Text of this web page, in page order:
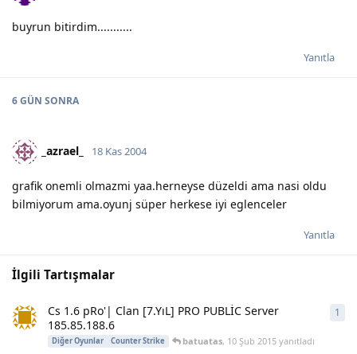
buyrun bitirdim...........
Yanıtla
6 GÜN SONRA
_azrael_ 18 Kas 2004
grafik onemli olmazmi yaa.herneyse düzeldi ama nasi oldu
bilmiyorum ama.oyunj süper herkese iyi eglenceler
Yanıtla
İlgili Tartışmalar
Cs 1.6 pRo'| Clan [7.YıL] PRO PUBLİC Server
185.85.188.6
Diğer Oyunlar Counter Strike batuatas, 10 Şub 2015yanıtladı
1